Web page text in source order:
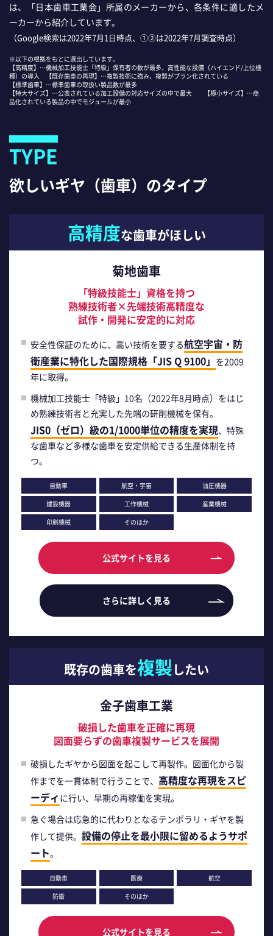
は、「日本歯車工業会」所属のメーカーから、各条件に適したメ
ーカーから紹介しています。
（Google検索は2022年7月1日時点、①②は2022年7月調査時点）
※以下の根拠をもとに選出しています。
【高精度】…機械加工技能士「特級」保有者の数が最多、高性能な設備（ハイエンド/上位機
種）の導入 【既存歯車の再現】…複製技術に強み、複製がプラン化されている
【標準歯車】…標準歯車の取扱い製品数が最多
【特大サイズ】…公表されている加工設備の対応サイズの中で最大 【極小サイズ】…商
品化されている製品の中でモジュールが最小
TYPE
欲しいギヤ（歯車）のタイプ
高精度な歯車がほしい
菊地歯車
「特級技能士」資格を持つ
熟練技術者×先端技術高精度な
試作・開発に安定的に対応
安全性保証のために、高い技術を要する航空宇宙・防
衛産業に特化した国際規格「JIS Q 9100」 を2009
年に取得。
機械加工技能士「特級」10名（2022年8月時点）をはじ
め熟練技術者と充実した先端の研削機械を保有。
JIS0（ゼロ）級の1/1000単位の精度を実現、特殊
な歯車など多様な歯車を安定供給できる生産体制を持
つ。
自動車 航空・宇宙
油圧機器
建設機器
工作機械
産業機械
印刷機械
そのほか
公式サイトを見る
さらに詳しく見る
既存の歯車を複製したい
金子歯車工業
破損した歯車を正確に再現
図面要らずの歯車複製サービスを展開
破損したギヤから図面を起こして再製作。図面化から製
作までを一貫体制で行うことで、 高精度な再現をスピ
ーディ に行い、早期の再稼働を実現。
急ぐ場合は応急的に代わりとなるテンポラリ・ギヤを製
作して提供。 設備の停止を最小限に留めるようサポ
ート。
自動車 医療
航空
防衛
そのほか
公式サイトを見る